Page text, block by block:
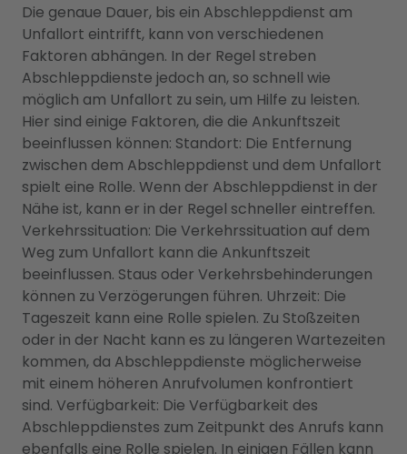
Die genaue Dauer, bis ein Abschleppdienst am
Unfallort eintrifft, kann von verschiedenen
Faktoren abhängen. In der Regel streben
Abschleppdienste jedoch an, so schnell wie
möglich am Unfallort zu sein, um Hilfe zu leisten.
Hier sind einige Faktoren, die die Ankunftszeit
beeinflussen können: Standort: Die Entfernung
zwischen dem Abschleppdienst und dem Unfallort
spielt eine Rolle. Wenn der Abschleppdienst in der
Nähe ist, kann er in der Regel schneller eintreffen.
Verkehrssituation: Die Verkehrssituation auf dem
Weg zum Unfallort kann die Ankunftszeit
beeinflussen. Staus oder Verkehrsbehinderungen
können zu Verzögerungen führen. Uhrzeit: Die
Tageszeit kann eine Rolle spielen. Zu Stoßzeiten
oder in der Nacht kann es zu längeren Wartezeiten
kommen, da Abschleppdienste möglicherweise
mit einem höheren Anrufvolumen konfrontiert
sind. Verfügbarkeit: Die Verfügbarkeit des
Abschleppdienstes zum Zeitpunkt des Anrufs kann
ebenfalls eine Rolle spielen. In einigen Fällen kann